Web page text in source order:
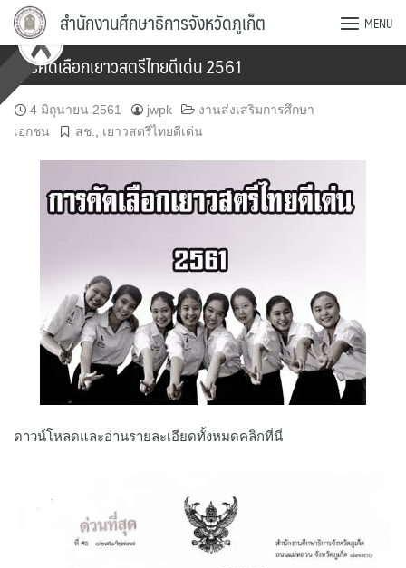
Skip
content
สำนักงานศึกษาธิการจังหวัดภูเก็ต MENU
การคัดเลือกเยาวสตรีไทยดีเด่น 2561
4 มิถุนายน 2561 jwpk
งานส่งเสริมการศึกษา
เอกชน
สช. เยาวสตรีไทยดีเด่น
ดาวน์โหลดและอ่านรายละเอียดทั้งหมดคลิกที่นี่